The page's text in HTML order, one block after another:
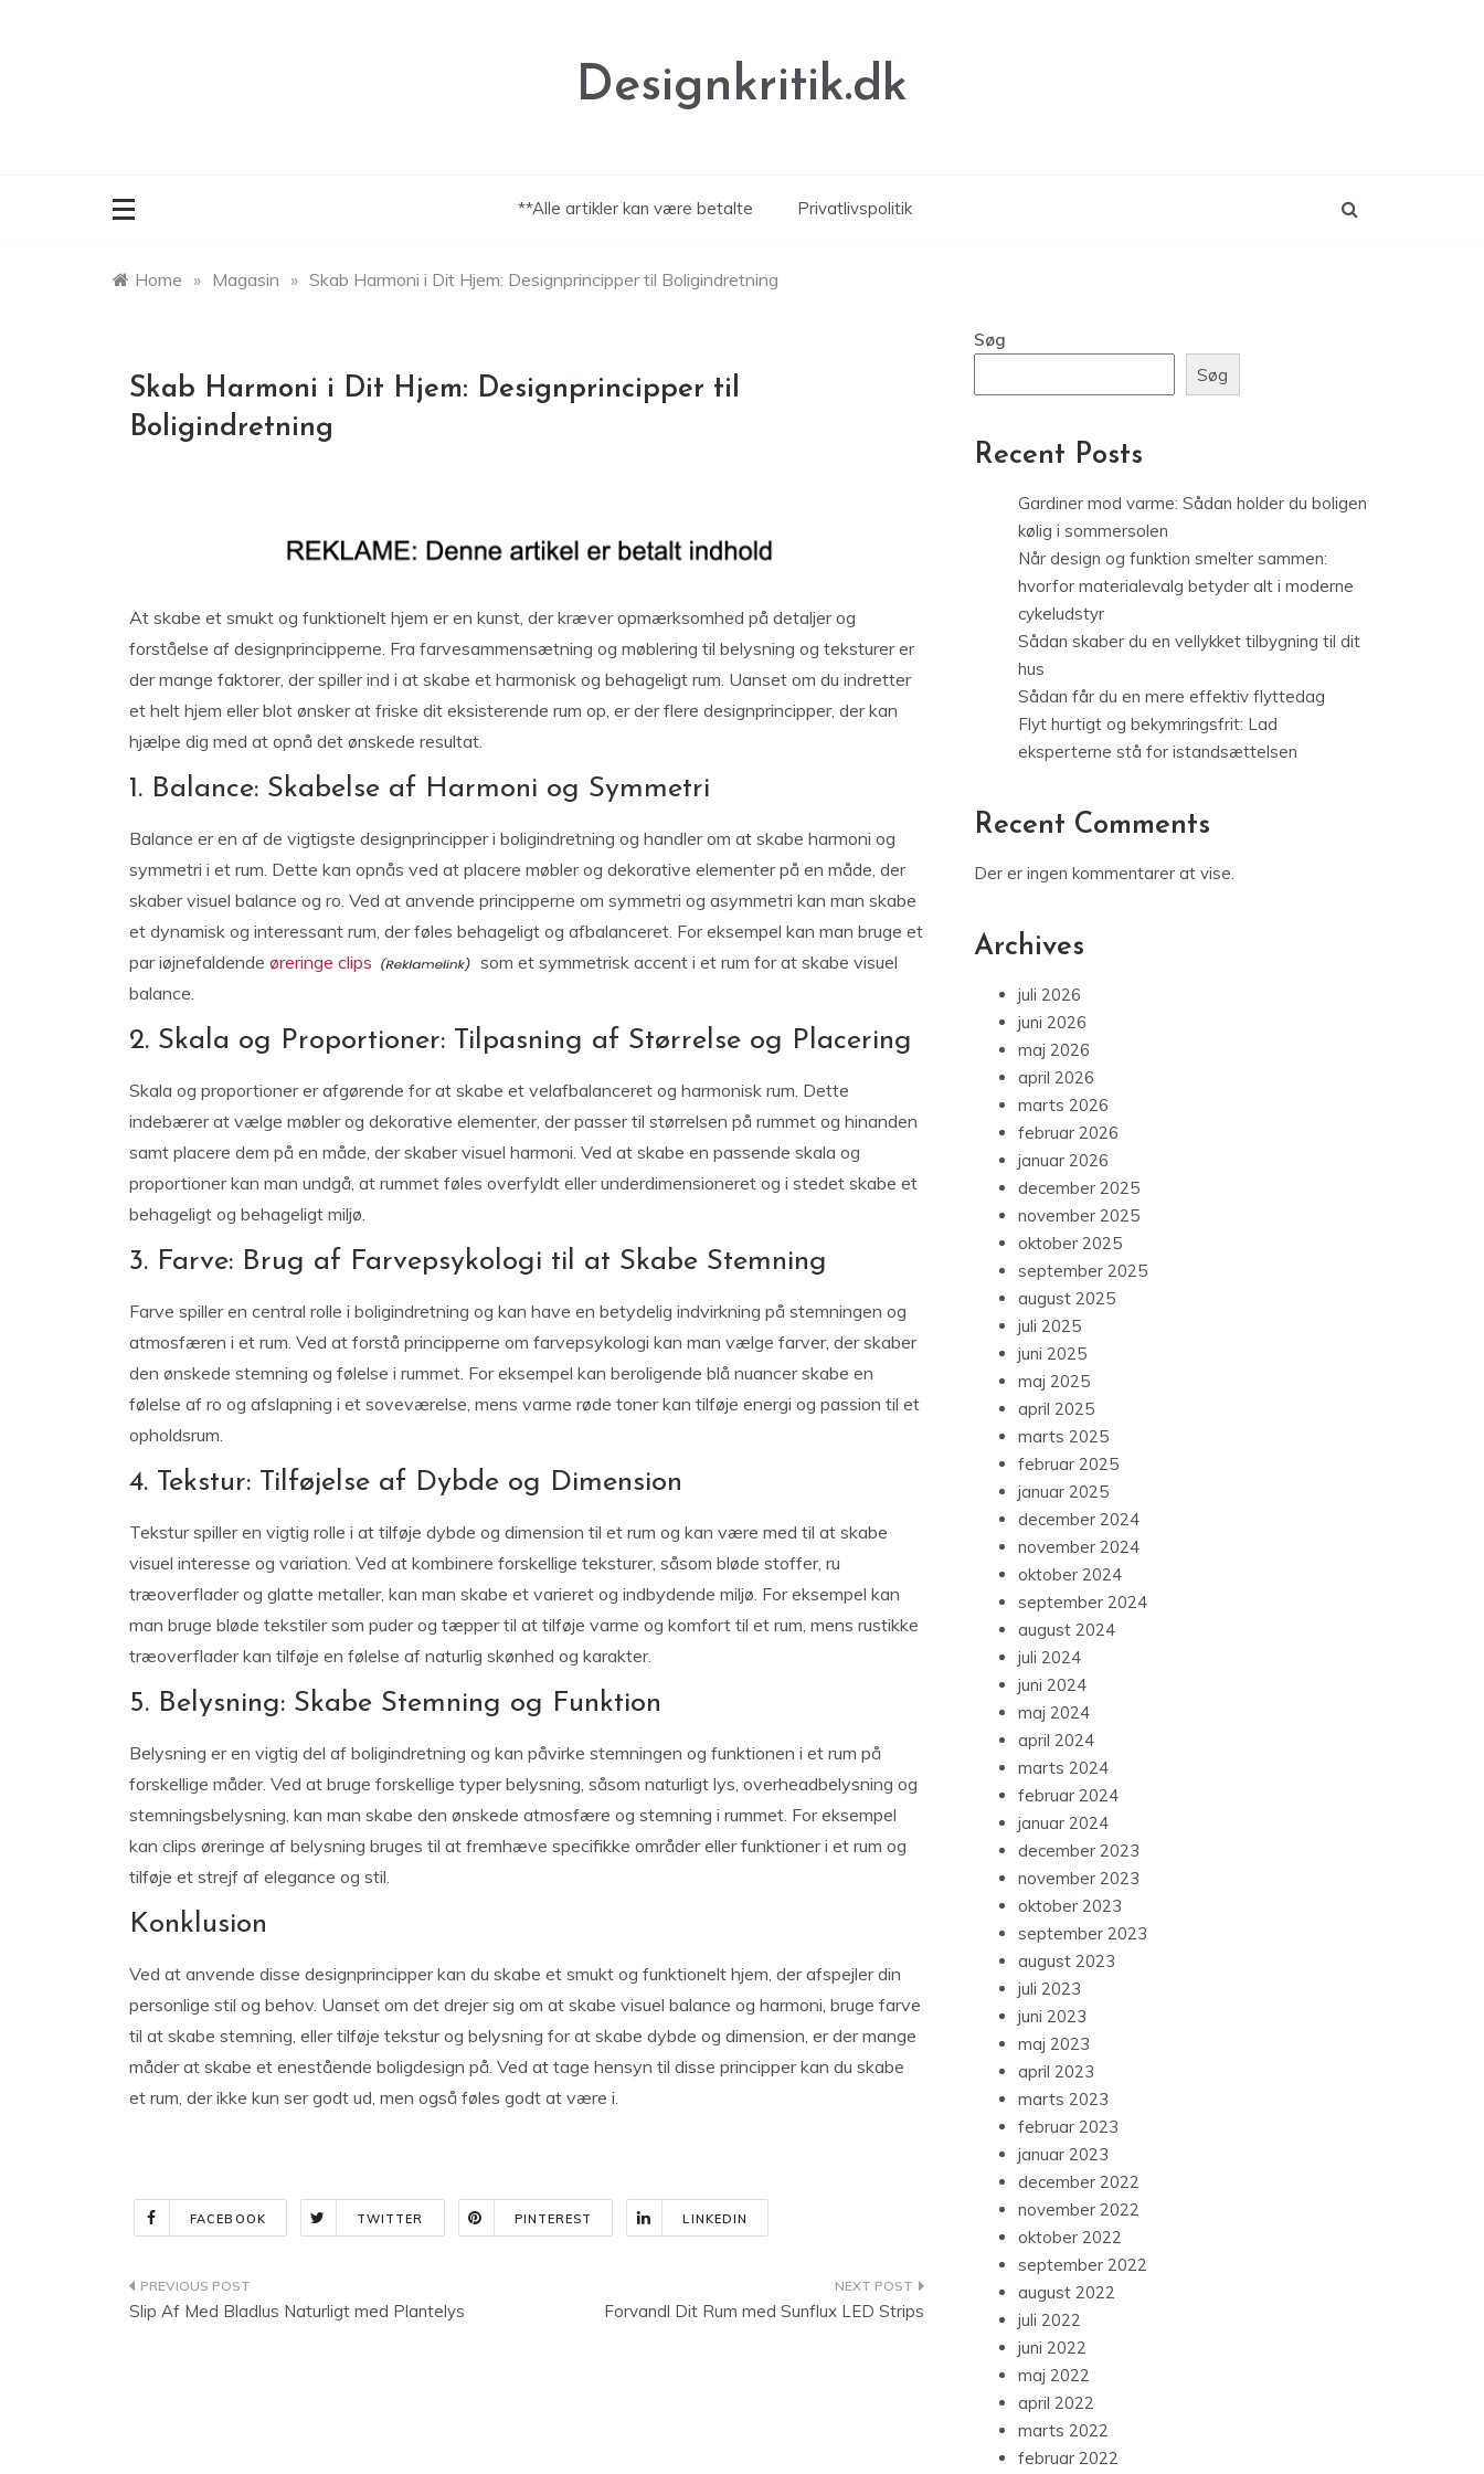
Designkritik.dk
**Alle artikler kan være betalte Privatlivspolitik
Home » Magasin » Skab Harmoni i Dit Hjem: Designprincipper til Boligindretning
Skab Harmoni i Dit Hjem: Designprincipper til
Boligindretning
At skabe et smukt og funktionelt hjem er en kunst, der kræver opmærksomhed på detaljer og
forståelse af designprincipperne. Fra farvesammensætning og møblering til belysning og teksturer er
der mange faktorer, der spiller ind i at skabe et harmonisk og behageligt rum. Uanset om du indretter
et helt hjem eller blot ønsker at friske dit eksisterende rum op, er der flere designprincipper, der kan
hjælpe dig med at opnå det ønskede resultat.
1. Balance: Skabelse af Harmoni og Symmetri
Balance er en af de vigtigste designprincipper i boligindretning og handler om at skabe harmoni og
symmetri i et rum. Dette kan opnås ved at placere møbler og dekorative elementer på en måde, der
skaber visuel balance og ro. Ved at anvende principperne om symmetri og asymmetri kan man skabe
et dynamisk og interessant rum, der føles behageligt og afbalanceret. For eksempel kan man bruge et
par iøjnefaldende øreringe clips
som et symmetrisk accent i et rum for at skabe visuel
balance.
2. Skala og Proportioner: Tilpasning af Størrelse og Placering
Skala og proportioner er afgørende for at skabe et velafbalanceret og harmonisk rum. Dette
indebærer at vælge møbler og dekorative elementer, der passer til størrelsen på rummet og hinanden
samt placere dem på en måde, der skaber visuel harmoni. Ved at skabe en passende skala og
proportioner kan man undgå, at rummet føles overfyldt eller underdimensioneret og i stedet skabe et
behageligt og behageligt miljø.
3. Farve: Brug af Farvepsykologi til at Skabe Stemning
Farve spiller en central rolle i boligindretning og kan have en betydelig indvirkning på stemningen og
atmosfæren i et rum. Ved at forstå principperne om farvepsykologi kan man vælge farver, der skaber
den ønskede stemning og følelse i rummet. For eksempel kan beroligende blå nuancer skabe en
følelse af ro og afslapning i et soveværelse, mens varme røde toner kan tilføje energi og passion til et
opholdsrum.
4. Tekstur: Tilføjelse af Dybde og Dimension
Tekstur spiller en vigtig rolle i at tilføje dybde og dimension til et rum og kan være med til at skabe
visuel interesse og variation. Ved at kombinere forskellige teksturer, såsom bløde stoffer, ru
træoverflader og glatte metaller, kan man skabe et varieret og indbydende miljø. For eksempel kan
man bruge bløde tekstiler som puder og tæpper til at tilføje varme og komfort til et rum, mens rustikke
træoverflader kan tilføje en følelse af naturlig skønhed og karakter.
5. Belysning: Skabe Stemning og Funktion
Belysning er en vigtig del af boligindretning og kan påvirke stemningen og funktionen i et rum på
forskellige måder. Ved at bruge forskellige typer belysning, såsom naturligt lys, overheadbelysning og
stemningsbelysning, kan man skabe den ønskede atmosfære og stemning i rummet. For eksempel
kan clips øreringe af belysning bruges til at fremhæve specifikke områder eller funktioner i et rum og
tilføje et strejf af elegance og stil.
Konklusion
Ved at anvende disse designprincipper kan du skabe et smukt og funktionelt hjem, der afspejler din
personlige stil og behov. Uanset om det drejer sig om at skabe visuel balance og harmoni, bruge farve
til at skabe stemning, eller tilføje tekstur og belysning for at skabe dybde og dimension, er der mange
måder at skabe et enestående boligdesign på. Ved at tage hensyn til disse principper kan du skabe
et rum, der ikke kun ser godt ud, men også føles godt at være i.
FACEBOOK TWITTER PINTEREST LINKEDIN
Indlægsnavigation
Slip Af Med Bladlus Naturligt med Plantelys Forvandl Dit Rum med Sunflux LED Strips
Søg
Søg
Recent Posts
Gardiner mod varme: Sådan holder du boligen
kølig i sommersolen
Når design og funktion smelter sammen:
hvorfor materialevalg betyder alt i moderne
cykeludstyr
Sådan skaber du en vellykket tilbygning til dit
hus
Sådan får du en mere effektiv flyttedag
Flyt hurtigt og bekymringsfrit: Lad
eksperterne stå for istandsættelsen
Recent Comments
Der er ingen kommentarer at vise.
Archives
juli 2026
juni 2026
maj 2026
april 2026
marts 2026
februar 2026
januar 2026
december 2025
november 2025
oktober 2025
september 2025
august 2025
juli 2025
juni 2025
maj 2025
april 2025
marts 2025
februar 2025
januar 2025
december 2024
november 2024
oktober 2024
september 2024
august 2024
juli 2024
juni 2024
maj 2024
april 2024
marts 2024
februar 2024
januar 2024
december 2023
november 2023
oktober 2023
september 2023
august 2023
juli 2023
juni 2023
maj 2023
april 2023
marts 2023
februar 2023
januar 2023
december 2022
november 2022
oktober 2022
september 2022
august 2022
juli 2022
juni 2022
maj 2022
april 2022
marts 2022
februar 2022